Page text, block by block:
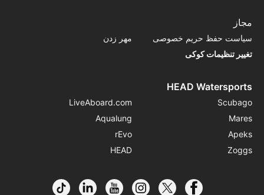
مجاز
سیاست حفظ حریم خصوصی
مهر زدن
تغییر تنظیمات کوکی
HEAD Watersports
Scubago
LiveAboard.com
Mares
Aqualung
Apeks
rEvo
Zoggs
HEAD